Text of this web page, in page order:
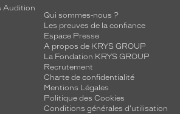
Audition
Qui sommes-nous ?
Les preuves de la confiance
Espace Presse
A propos de KRYS GROUP
La Fondation KRYS GROUP
Recrutement
Charte de confidentialité
Mentions Légales
Politique des Cookies
Conditions générales d'utilisation